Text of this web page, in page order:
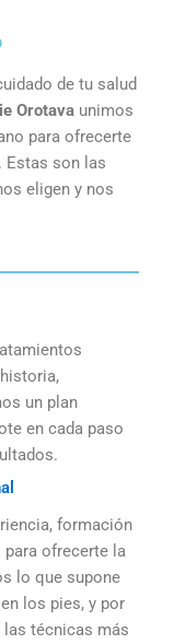
de tu salud
Orotava unimos
para ofrecerte
Estas son las
eligen y nos
un plan
en cada paso
formación
ofrecerte la
lo que supone
los pies, y por
técnicas más